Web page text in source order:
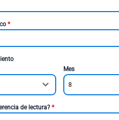
*
Mes
8
de lectura? *